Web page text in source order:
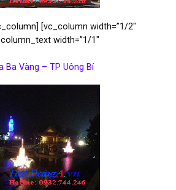
[vc_column width=”1/2″
width=”1/1″
Ba Vàng – TP Uông Bí